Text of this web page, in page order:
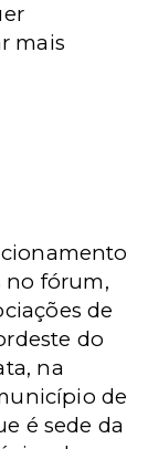
mais
no fórum,
de
do
na
de
é sede da